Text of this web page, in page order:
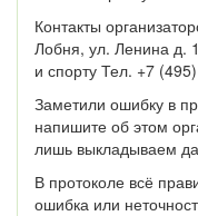
Контакты
Лобня, ул. Ленина д.
и спорту Тел. +7
Заметили ошибку в
напишите об этом
лишь выкладываем
В протоколе всё
ошибка или